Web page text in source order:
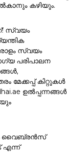
കഴിയും.
സ്വയം
സ്വയം
പരിപാലന
മേക്കപ്പ് കിറ്റുകൾ
ഉൽപ്പന്നങ്ങൾ
വൈബ്രൻസ്
എന്ന്